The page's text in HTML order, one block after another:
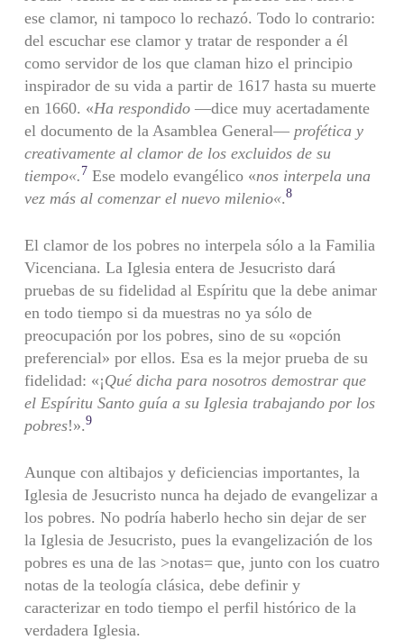
ese clamor, ni tampoco lo rechazó. Todo lo contrario:
del escuchar ese clamor y tratar de responder a él
como servidor de los que claman hizo el principio
inspirador de su vida a partir de 1617 hasta su muerte
en 1660. «Ha respondido —dice muy acertadamente
el documento de la Asamblea General— profética y
creativamente al clamor de los excluidos de su
tiempo«. 7 Ese modelo evangélico «nos interpela una
vez más al comenzar el nuevo milenio«.8
El clamor de los pobres no interpela sólo a la Familia
Vicenciana. La Iglesia entera de Jesucristo dará
pruebas de su fidelidad al Espíritu que la debe animar
en todo tiempo si da muestras no ya sólo de
preocupación por los pobres, sino de su «opción
preferencial» por ellos. Esa es la mejor prueba de su
fidelidad: «¡Qué dicha para nosotros demostrar que
el Espíritu Santo guía a su Iglesia trabajando por los
pobres!».9
Aunque con altibajos y deficiencias importantes, la
Iglesia de Jesucristo nunca ha dejado de evangelizar a
los pobres. No podría haberlo hecho sin dejar de ser
la Iglesia de Jesucristo, pues la evangelización de los
pobres es una de las >notas= que, junto con los cuatro
notas de la teología clásica, debe definir y
caracterizar en todo tiempo el perfil histórico de la
verdadera Iglesia.